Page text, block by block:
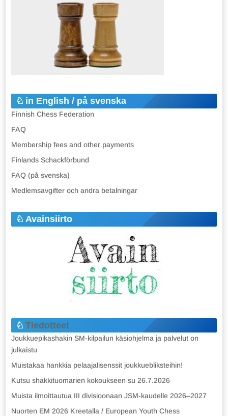
in English / på svenska
Finnish Chess Federation
FAQ
Membership fees and other payments
Finlands Schackförbund
FAQ (på svenska)
Medlemsavgifter och andra betalningar
Avainsiirto
Tiedotteet
Joukkuepikashakin SM-kilpailun käsiohjelma ja palvelut on
julkaistu
Muistakaa hankkia pelaajalisenssit joukkuebliksteihin!
Kutsu shakkituomarien kokoukseen su 26.7.2026
Muista ilmoittautua III divisioonaan JSM-kaudelle 2026–2027
Nuorten EM 2026 Kreetalla / European Youth Chess